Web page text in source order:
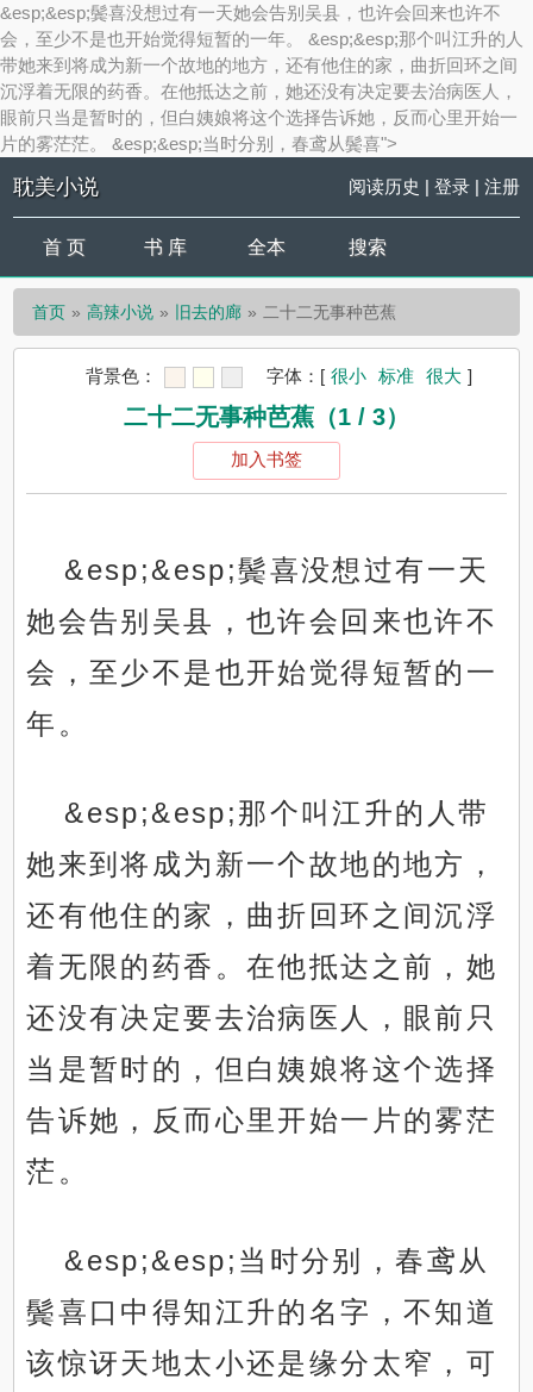
&esp;&esp;鬓喜没想过有一天她会告别吴县，也许会回来也许不
会，至少不是也开始觉得短暂的一年。 &esp;&esp;那个叫江升的人
带她来到将成为新一个故地的地方，还有他住的家，曲折回环之间
沉浮着无限的药香。在他抵达之前，她还没有决定要去治病医人，
眼前只当是暂时的，但白姨娘将这个选择告诉她，反而心里开始一
片的雾茫茫。 &esp;&esp;当时分别，春鸢从鬓喜">
耽美小说 阅读历史 | 登录| 注册
首 页 书 库 全本 搜索
首页 高辣小说 旧去的廊 二十二无事种芭蕉
背景色： 字体： [ 很小 标准 很大 ]
二十二无事种芭蕉（1 / 3）
加入书签
&esp;&esp;鬓喜没想过有一天
她会告别吴县，也许会回来也许不
会，至少不是也开始觉得短暂的一
年。
&esp;&esp;那个叫江升的人带
她来到将成为新一个故地的地方，
还有他住的家，曲折回环之间沉浮
着无限的药香。在他抵达之前，她
还没有决定要去治病医人，眼前只
当是暂时的，但白姨娘将这个选择
告诉她，反而心里开始一片的雾茫
茫。
&esp;&esp;当时分别，春鸢从
鬓喜口中得知江升的名字，不知道
该惊讶天地太小还是缘分太窄，可